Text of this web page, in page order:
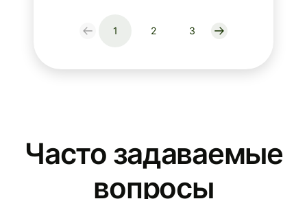
1 2 3
Часто задаваемые
вопросы